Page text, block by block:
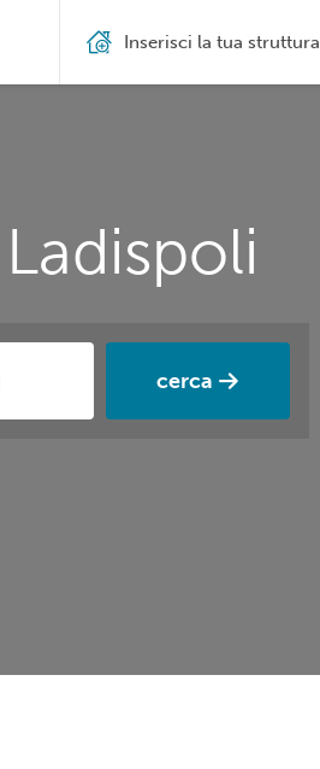
cerca
Inserisci la tua struttura